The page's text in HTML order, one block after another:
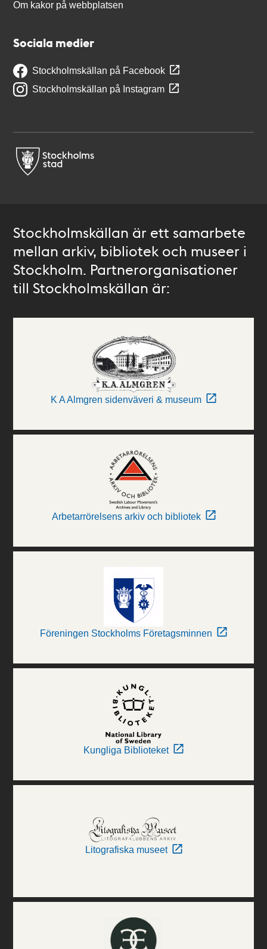
Om kakor på webbplatsen
Sociala medier
Stockholmskällan på Facebook
Stockholmskällan på Instagram
Stockholmskällan är ett samarbete
mellan arkiv, bibliotek och museer i
Stockholm. Partnerorganisationer
till Stockholmskällan är:
K A Almgren sidenväveri & museum
Arbetarrörelsens arkiv och bibliotek
Föreningen Stockholms Företagsminnen
Kungliga Biblioteket
Litografiska museet